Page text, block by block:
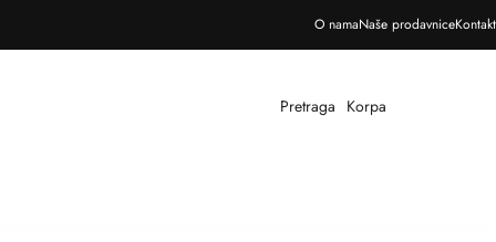
Besplatna dostava za sve narudžbe iznad 100 KM
O namaNaše prodavniceKontakt
Pretraga Korpa